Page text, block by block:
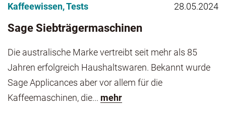
Kaffeewissen,Tests 28.05.2024
Sage Siebträgermaschinen
Die australische Marke vertreibt seit mehr als 85
Jahren erfolgreich Haushaltswaren. Bekannt wurde
Sage Applicances aber vor allem für die
Kaffeemaschinen, die... mehr